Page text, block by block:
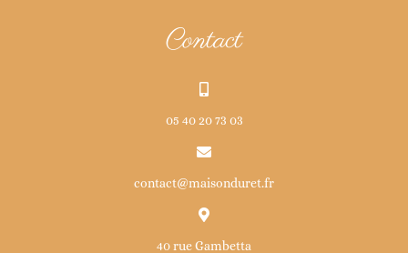
Contact
05 40 20 73 03
contact@maisonduret.fr
40 rue Gambetta